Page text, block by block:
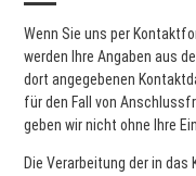
Wenn Sie uns per
werden Ihre Angaben aus
dort angegebenen
für den Fall von
geben wir nicht ohne Ihre
Die Verarbeitung der in